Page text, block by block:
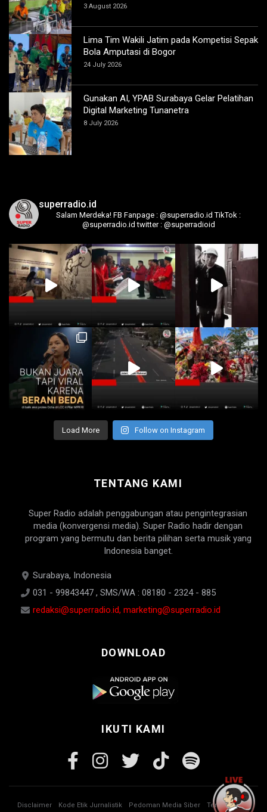
3 August 2026
Lima Tim Wakili Jatim pada Kompetisi Sepak
Bola Amputasi di Bogor
24 July 2026
Gunakan AI, YPAB Surabaya Gelar Pelatihan
Digital Marketing Tunanetra
8 July 2026
superradio.id
Salam Merdeka! FB Fanpage : @superradio.id TikTok :
@superradio.id twitter : @superradioid
Load More Follow on Instagram
TENTANG KAMI
Super Radio adalah penggabungan atau pengintegrasian
media (konvergensi media). Super Radio hadir dengan
program yang bermutu dan berita pilihan serta musik yang
Indonesia banget.
Surabaya, Indonesia
031 - 99843447 , SMS/WA : 08180 - 2324 - 885
redaksi@superradio.id, marketing@superradio.id
DOWNLOAD
IKUTI KAMI
Disclaimer Kode Etik Jurnalistik Pedoman Media Siber Tentang Kami